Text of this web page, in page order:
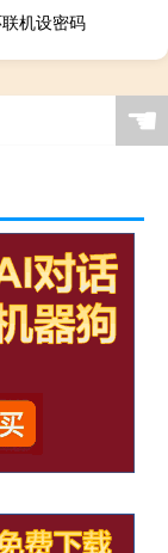
机设密码
☚